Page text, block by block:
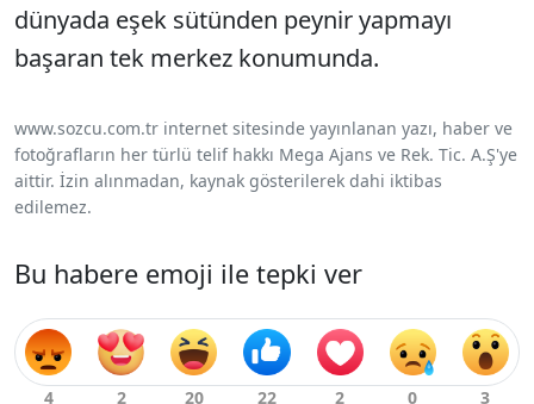
dünyada eşek sütünden peynir yapmayı
başaran tek merkez konumunda.
www.sozcu.com.tr internet sitesinde yayınlanan yazı, haber ve
fotoğrafların her türlü telif hakkı Mega Ajans ve Rek. Tic. A.Ş'ye
aittir. İzin alınmadan, kaynak gösterilerek dahi iktibas
edilemez.
Bu habere emoji ile tepki ver